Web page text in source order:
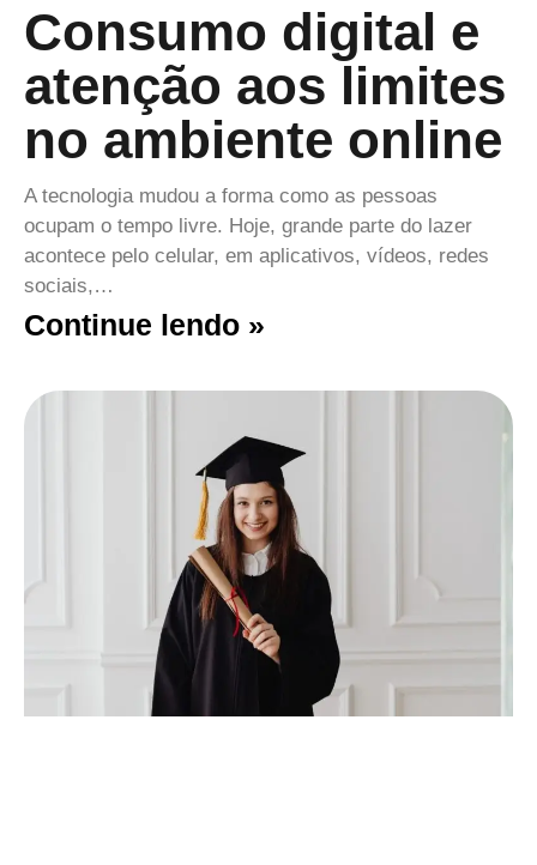
Consumo digital e
atenção aos limites
no ambiente online
A tecnologia mudou a forma como as pessoas
ocupam o tempo livre. Hoje, grande parte do lazer
acontece pelo celular, em aplicativos, vídeos, redes
sociais,…
Continue lendo »